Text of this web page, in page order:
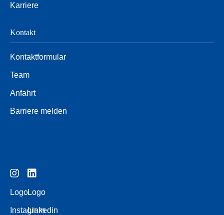
Karriere
Kontakt
Kontaktformular
Team
Anfahrt
Barriere melden
Logo
Instagram
Logo
Linkedin